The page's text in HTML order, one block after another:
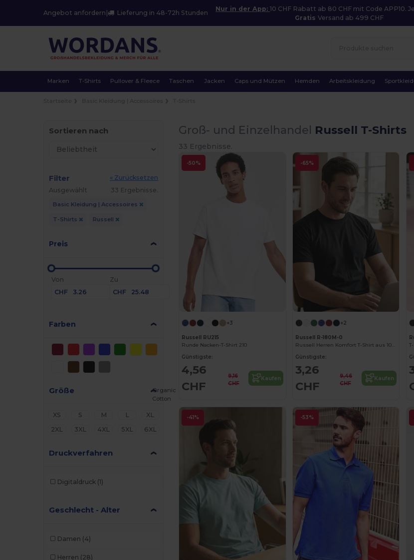
Angebot anfordern Lieferung in 48-72h Stunden
Nur in der App:10 CHF Rabatt ab 80 CHF mit Code APP10.
Gratis Versand ab 499 CHF
Marken T-Shirts Pullover & Fleece Taschen Jacken Caps und Mützen Hemden Arbeitskleidung
Sortieren nach
Filter
« Zurücksetzen
Ausgewählt
33 Ergebnisse.
Basic Kleidung | Accessoires
T-Shirts Russell
Preis
Von
CHF
Zu
CHF
Farben
Größe
XS S M L
XL
2XL
3XL 4XL 5XL 6XL
Druckverfahren
Digitaldruck (1)
Geschlecht - Alter
Damen (4)
Herren (28)
Groß- und Einzelhandel Russell T-Shirts
33 Ergebnisse.
-50%
+3
Russell RU215
Runde Nacken-T-Shirt 210
Günstigste:
4,56
CHF
9,16
CHF
Kaufen
-65%
+2
Russell R-180M-0
Russell Herren Komfort T-Shirt aus 100% Baumwolle
Günstigste:
3,26
CHF
9,46
CHF
Kaufen
-41%
Organic
Cotton
-53%